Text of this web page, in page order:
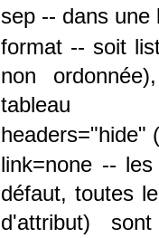
sep -- dans une
format -- soit
non
tableau
headers="hide"
link=none --
défaut, toutes
d'attribut)